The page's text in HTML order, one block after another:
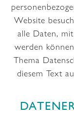
Website
alle Daten,
werden
Thema
diesem Text